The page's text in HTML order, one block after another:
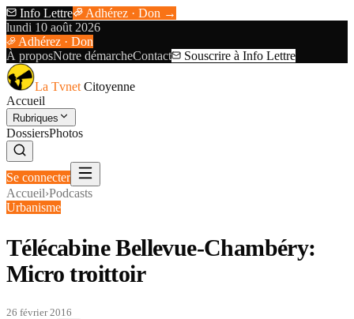
Info Lettre
Adhérez · Don →
lundi 10 août 2026
Adhérez · Don
À proposNotre démarcheContact Souscrire à Info Lettre
La Tvnet Citoyenne
Accueil
Rubriques
DossiersPhotos
Se connecter
Accueil›Podcasts
Urbanisme
Télécabine Bellevue-Chambéry:
Micro troittoir
26 février 2016